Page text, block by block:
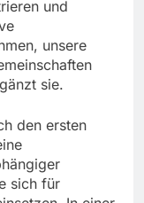
und
unsere
sie.
den ersten
sich für